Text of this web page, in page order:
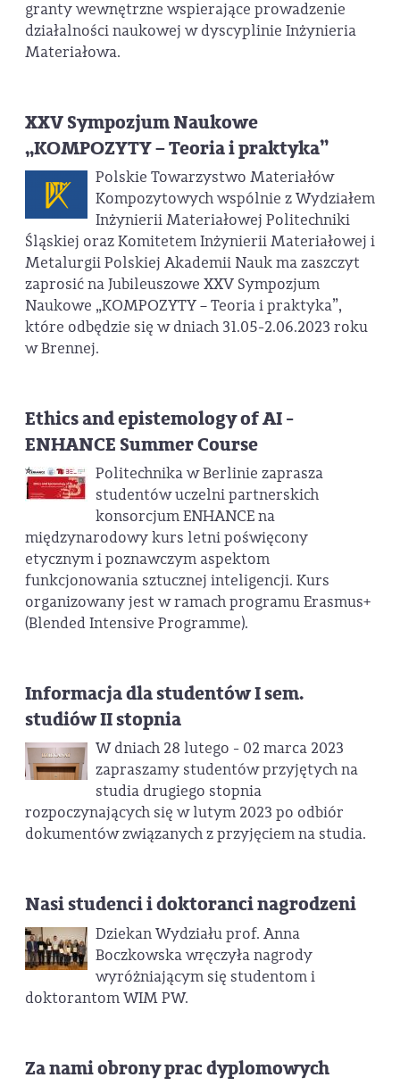
granty wewnętrzne wspierające prowadzenie
działalności naukowej w dyscyplinie Inżynieria
Materiałowa.
XXV Sympozjum Naukowe
„KOMPOZYTY – Teoria i praktyka”
Polskie Towarzystwo Materiałów
Kompozytowych wspólnie z Wydziałem
Inżynierii Materiałowej Politechniki
Śląskiej oraz Komitetem Inżynierii Materiałowej i
Metalurgii Polskiej Akademii Nauk ma zaszczyt
zaprosić na Jubileuszowe XXV Sympozjum
Naukowe „KOMPOZYTY – Teoria i praktyka”,
które odbędzie się w dniach 31.05-2.06.2023 roku
w Brennej.
Ethics and epistemology of AI -
ENHANCE Summer Course
Politechnika w Berlinie zaprasza
studentów uczelni partnerskich
konsorcjum ENHANCE na
międzynarodowy kurs letni poświęcony
etycznym i poznawczym aspektom
funkcjonowania sztucznej inteligencji. Kurs
organizowany jest w ramach programu Erasmus+
(Blended Intensive Programme).
Informacja dla studentów I sem.
studiów II stopnia
W dniach 28 lutego - 02 marca 2023
zapraszamy studentów przyjętych na
studia drugiego stopnia
rozpoczynających się w lutym 2023 po odbiór
dokumentów związanych z przyjęciem na studia.
Nasi studenci i doktoranci nagrodzeni
Dziekan Wydziału prof. Anna
Boczkowska wręczyła nagrody
wyróżniającym się studentom i
doktorantom WIM PW.
Za nami obrony prac dyplomowych